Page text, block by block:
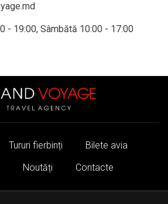
- 19:00, Sâmbătă 10:00 - 17:00
Tururi fierbinți
Bilete avia
Noutăți Contacte